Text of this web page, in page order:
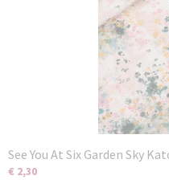
See You At Six Garden Sky
€ 2,30